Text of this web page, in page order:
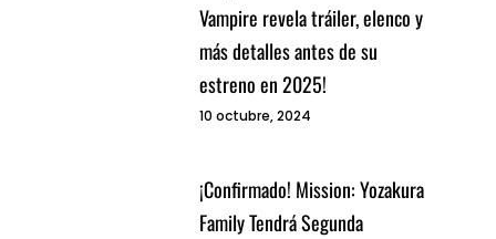
Vampire revela tráiler, elenco y
más detalles antes de su
estreno en 2025!
10 octubre, 2024
¡Confirmado! Mission: Yozakura
Family Tendrá Segunda